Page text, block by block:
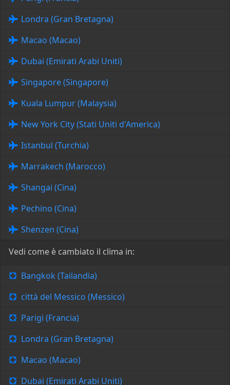
Londra (Gran Bretagna)
Macao (Macao)
Dubai (Emirati Arabi Uniti)
Singapore (Singapore)
Kuala Lumpur (Malaysia)
New York City (Stati Uniti d'America)
Istanbul (Turchia)
Marrakech (Marocco)
Shangai (Cina)
Pechino (Cina)
Shenzen (Cina)
Vedi come è cambiato il clima in:
Bangkok (Tailandia)
città del Messico (Messico)
Parigi (Francia)
Londra (Gran Bretagna)
Macao (Macao)
Dubai (Emirati Arabi Uniti)